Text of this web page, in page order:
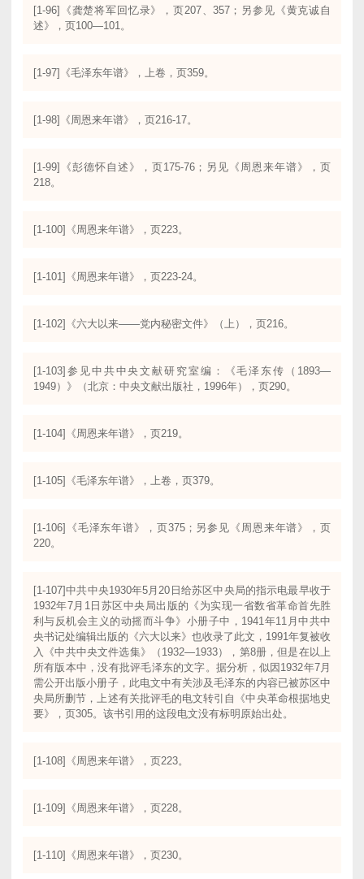
[1-96]《龚楚将军回忆录》，页207、357；另参见《黄克诚自
述》，页100—101。
[1-97]《毛泽东年谱》，上卷，页359。
[1-98]《周恩来年谱》，页216-17。
[1-99]《彭德怀自述》，页175-76；另见《周恩来年谱》，页
218。
[1-100]《周恩来年谱》，页223。
[1-101]《周恩来年谱》，页223-24。
[1-102]《六大以来——党内秘密文件》（上），页216。
[1-103]参见中共中央文献研究室编：《毛泽东传（1893—
1949）》（北京：中央文献出版社，1996年），页290。
[1-104]《周恩来年谱》，页219。
[1-105]《毛泽东年谱》，上卷，页379。
[1-106]《毛泽东年谱》，页375；另参见《周恩来年谱》，页
220。
[1-107]中共中央1930年5月20日给苏区中央局的指示电最早收于
1932年7月1日苏区中央局出版的《为实现一省数省革命首先胜
利与反机会主义的动摇而斗争》小册子中，1941年11月中共中
央书记处编辑出版的《六大以来》也收录了此文，1991年复被收
入《中共中央文件选集》（1932—1933），第8册，但是在以上
所有版本中，没有批评毛泽东的文字。据分析，似因1932年7月
需公开出版小册子，此电文中有关涉及毛泽东的内容已被苏区中
央局所删节，上述有关批评毛的电文转引自《中央革命根据地史
要》，页305。该书引用的这段电文没有标明原始出处。
[1-108]《周恩来年谱》，页223。
[1-109]《周恩来年谱》，页228。
[1-110]《周恩来年谱》，页230。